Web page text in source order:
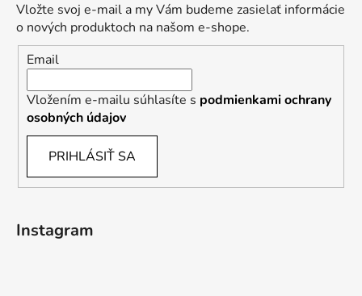
Vložte svoj e-mail a my Vám budeme zasielať informácie
o nových produktoch na našom e-shope.
Email
Vložením e-mailu súhlasíte s podmienkami ochrany
osobných údajov
PRIHLÁSIŤ SA
Instagram